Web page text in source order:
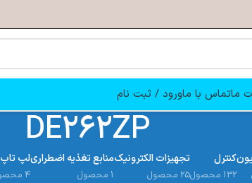
ماتماس با ماورود / ثبت نام
DE262ZP
کنترل
132 محصول
تجهیزات الکترونیک
25 محصول
منابع تغذیه اضطراری
1 محصول
لپ تاپ
4 محصول